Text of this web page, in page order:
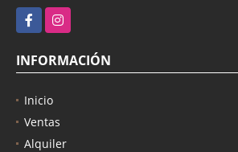
FacebookInstagram
INFORMACIÓN
Inicio
Ventas
Alquiler